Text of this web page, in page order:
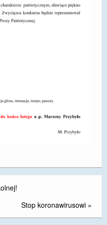
Stop koronawirusowi »